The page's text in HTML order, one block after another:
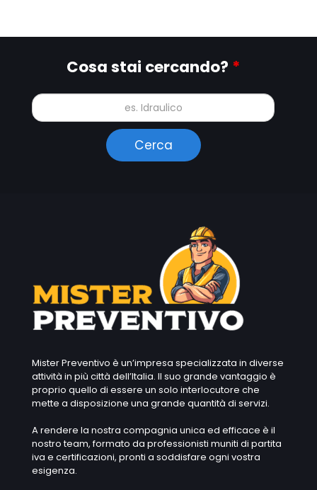
Cosa stai cercando? *
Mister Preventivo è un’impresa specializzata in diverse
attività in più città dell’Italia. Il suo grande vantaggio è
proprio quello di essere un solo interlocutore che
mette a disposizione una grande quantità di servizi.
A rendere la nostra compagnia unica ed efficace è il
nostro team, formato da professionisti muniti di partita
iva e certificazioni, pronti a soddisfare ogni vostra
esigenza.